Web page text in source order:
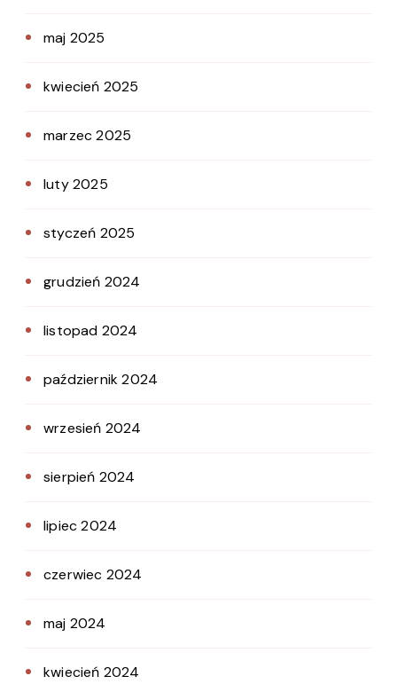
maj 2025
kwiecień 2025
marzec 2025
luty 2025
styczeń 2025
grudzień 2024
listopad 2024
październik 2024
wrzesień 2024
sierpień 2024
lipiec 2024
czerwiec 2024
maj 2024
kwiecień 2024